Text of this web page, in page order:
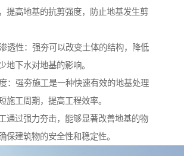
提高地基的抗剪强度，防止地基发生剪
透性：强夯可以改变土体的结构，降低
地下水对地基的影响。
：强夯施工是一种快速有效的地基处理
施工周期，提高工程效率。
通过强力夯击，能够显著改善地基的物
保建筑物的安全性和稳定性。